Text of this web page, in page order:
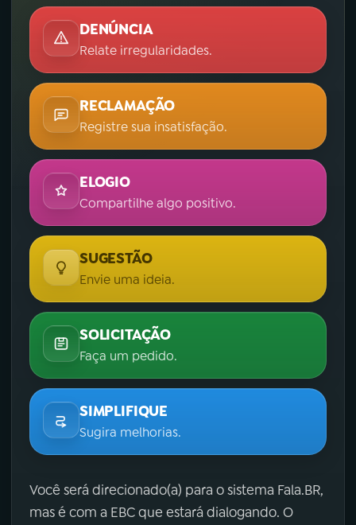
DENÚNCIA
Relate irregularidades.
RECLAMAÇÃO
Registre sua insatisfação.
ELOGIO
Compartilhe algo positivo.
SUGESTÃO
Envie uma ideia.
SOLICITAÇÃO
Faça um pedido.
SIMPLIFIQUE
Sugira melhorias.
Você será direcionado(a) para o sistema Fala.BR,
mas é com a EBC que estará dialogando. O